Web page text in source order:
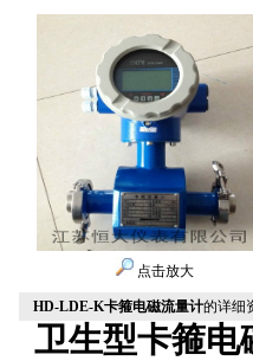
点击放大
HD-LDE-K卡箍电磁流量计的详细
卫生型卡箍电